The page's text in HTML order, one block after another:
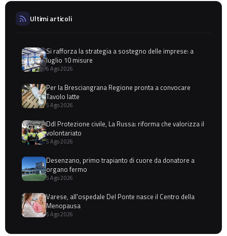
Ultimi articoli
Si rafforza la strategia a sostegno delle imprese: a
luglio 10 misure
6 Ago 2026
Per la Bresciangrana Regione pronta a convocare
Tavolo latte
5 Ago 2026
Ddl Protezione civile, La Russa: riforma che valorizza il
volontariato
5 Ago 2026
Desenzano, primo trapianto di cuore da donatore a
organo fermo
5 Ago 2026
Varese, all'ospedale Del Ponte nasce il Centro della
Menopausa
5 Ago 2026